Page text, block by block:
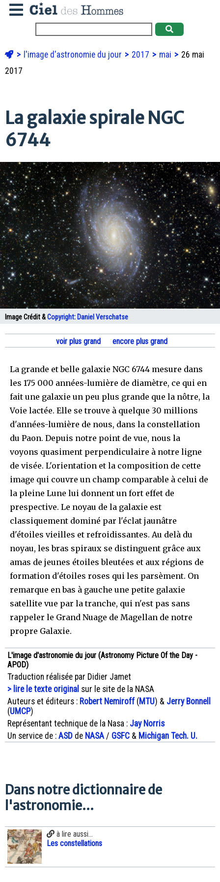
l'image d'astronomie du jour 2017 mai
26 mai
2017
La galaxie spirale NGC
6744
Image Crédit &Copyright: Daniel Verschatse
voir plus grand encore plus grand
La grande et belle galaxie NGC 6744 mesure dans
les 175 000 années-lumière de diamètre, ce qui en
fait une galaxie un peu plus grande que la nôtre, la
Voie lactée. Elle se trouve à quelque 30 millions
d'années-lumière de nous, dans la constellation
du Paon. Depuis notre point de vue, nous la
voyons quasiment perpendiculaire à notre ligne
de visée. L'orientation et la composition de cette
image qui couvre un champ comparable à celui de
la pleine Lune lui donnent un fort effet de
prespective. Le noyau de la galaxie est
classiquement dominé par l'éclat jaunâtre
d'étoiles vieilles et refroidissantes. Au delà du
noyau, les bras spiraux se distinguent grâce aux
amas de jeunes étoiles bleutées et aux régions de
formation d'étoiles roses qui les parsèment. On
remarque en bas à gauche une petite galaxie
satellite vue par la tranche, qui n'est pas sans
rappeler le Grand Nuage de Magellan de notre
propre Galaxie.
L'image d'astronomie du jour (Astronomy Picture Of the Day -
APOD)
Traduction réalisée par Didier Jamet
> lire le texte original sur le site de la NASA
Auteurs et éditeurs : Robert Nemiroff( MTU) & Jerry Bonnell
(UMCP)
Représentant technique de la Nasa : Jay Norris
Un service de : ASD de NASA/ GSFC & Michigan Tech. U.
Dans notre dictionnaire de
l'astronomie...
à lire aussi...
Les constellations